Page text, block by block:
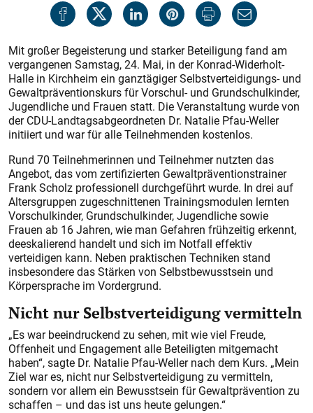
Mit großer Begeisterung und starker Beteiligung fand am
vergangenen Samstag, 24. Mai, in der Konrad-Widerholt-
Halle in Kirchheim ein ganztägiger Selbstverteidigungs- und
Gewaltpräventionskurs für Vorschul- und Grundschulkinder,
Jugendliche und Frauen statt. Die Veranstaltung wurde von
der CDU-Landtagsabgeordneten Dr. Natalie Pfau-Weller
initiiert und war für alle Teilnehmenden kostenlos.
Rund 70 Teilnehmerinnen und Teilnehmer nutzten das
Angebot, das vom zertifizierten Gewaltpräventionstrainer
Frank Scholz professionell durchgeführt wurde. In drei auf
Altersgruppen zugeschnittenen Trainingsmodulen lernten
Vorschulkinder, Grundschulkinder, Jugendliche sowie
Frauen ab 16 Jahren, wie man Gefahren frühzeitig erkennt,
deeskalierend handelt und sich im Notfall effektiv
verteidigen kann. Neben praktischen Techniken stand
insbesondere das Stärken von Selbstbewusstsein und
Körpersprache im Vordergrund.
Nicht nur Selbstverteidigung vermitteln
„Es war beeindruckend zu sehen, mit wie viel Freude,
Offenheit und Engagement alle Beteiligten mitgemacht
haben“, sagte Dr. Natalie Pfau-Weller nach dem Kurs. „Mein
Ziel war es, nicht nur Selbstverteidigung zu vermitteln,
sondern vor allem ein Bewusstsein für Gewaltprävention zu
schaffen – und das ist uns heute gelungen.“